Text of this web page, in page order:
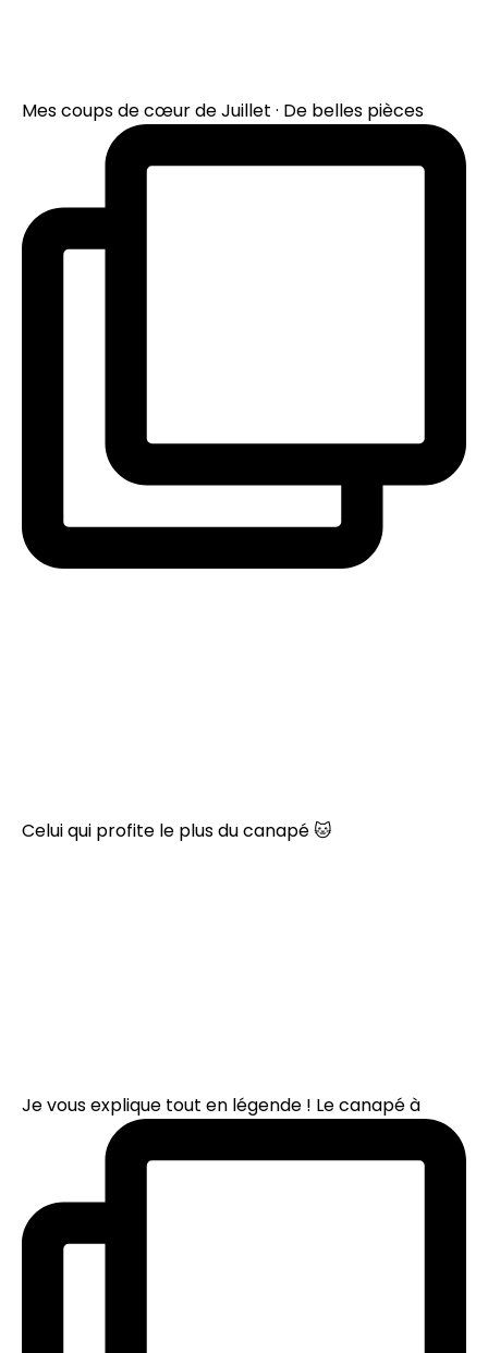
Mes coups de cœur de Juillet · De belles pièces
Celui qui profite le plus du canapé 🐱
Je vous explique tout en légende ! Le canapé à